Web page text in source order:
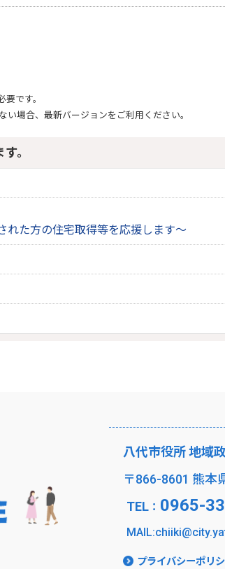
要です。
い場合、最新バージョンをご利用ください。
。
れた方の住宅取得等を応援します～
八代市役所 地域
〒866-8601 熊本
TEL： 0965-
プライバシーポリ